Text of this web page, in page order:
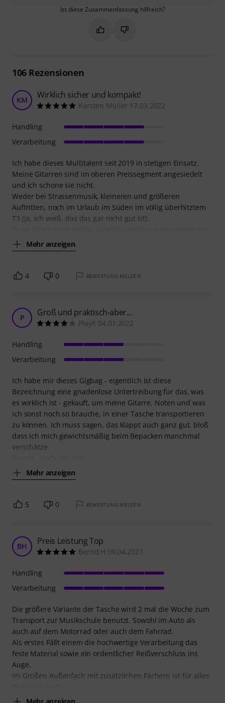
Ist diese Zusammenfassung hilfreich?
Markieren Sie diese
Markieren Sie diese
106Rezensionen
KM Wirklich sicher und kompakt!
Karsten Müller 17.03.2022
Ich habe dieses Multitalent seit 2019 in stetigen Einsatz.
Meine Gitarren sind im oberen Preissegment angesiedelt
und ich schone sie nicht.
Weder bei Strassenmusik, kleineren und größeren
Auftritten, noch im Urlaub im Süden im völlig überhitztem
T3 (ja, ich weiß, das das gar nicht gut ist).
Mehr anzeigen
Handling
Verarbeitung
4 0 BEWERTUNG MELDEN
P Groß und praktisch-aber...
Playit 04.01.2022
Ich habe mir dieses Gigbag - eigentlich ist diese
Bezeichnung eine gnadenlose Untertreibung für das, was
es wirklich ist - gekauft, um meine Gitarre, Noten und was
ich sonst noch so brauche, in einer Tasche transportieren
zu können. Ich muss sagen, das klappt auch ganz gut, bloß
dass ich mich gewichtsmäßig beim Bepacken manchmal
verschätze.
Mehr anzeigen
Handling
Verarbeitung
5 0 BEWERTUNG MELDEN
BH Preis Leistung Top
Bernd H 09.04.2021
Die größere Variante der Tasche wird 2 mal die Woche zum
Transport zur Musikschule benutzt. Sowohl im Auto als
auch auf dem Motorrad oder auch dem Fahrrad.
Als erstes Fällt einem die hochwertige Verarbeitung das
feste Material sowie ein ordentlicher Reißverschluss ins
Auge.
Im Großen Außenfach mit zusätzlichen Fächern ist für alles
Handling
Verarbeitung